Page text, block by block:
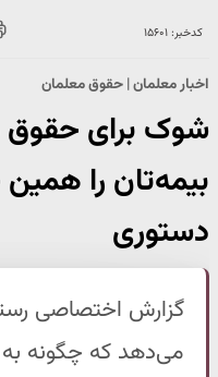
کدخبر: ۱۵۶۰۱
اخبار معلمان | حقوق معلمان
شوک برای حقوق
بیمه‌تان را
دستوری
گزارش اختصاصی
می‌دهد که چگونه